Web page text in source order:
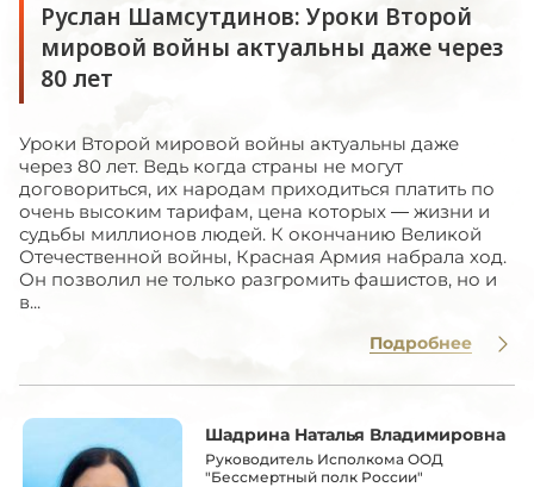
Руслан Шамсутдинов: Уроки Второй
мировой войны актуальны даже через
80 лет
Уроки Второй мировой войны актуальны даже
через 80 лет. Ведь когда страны не могут
договориться, их народам приходиться платить по
очень высоким тарифам, цена которых — жизни и
судьбы миллионов людей. К окончанию Великой
Отечественной войны, Красная Армия набрала ход.
Он позволил не только разгромить фашистов, но и
в...
Подробнее
Шадрина Наталья Владимировна
Руководитель Исполкома ООД
"Бессмертный полк России"